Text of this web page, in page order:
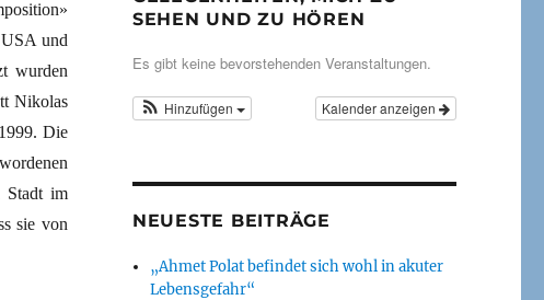
und
wurden
Nikolas
Die
Stadt im
sie von
SEHEN UND ZU HÖREN
Es gibt keine bevorstehenden Veranstaltungen.
Kalender anzeigen
Hinzufügen
NEUESTE BEITRÄGE
„Ahmet Polat befindet sich wohl in akuter
Lebensgefahr“